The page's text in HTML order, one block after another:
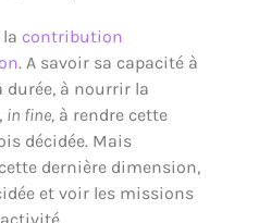
contribution
. A savoir sa capacité à
durée, à nourrir la
in fine, à rendre cette
décidée. Mais
dernière dimension,
et voir les missions